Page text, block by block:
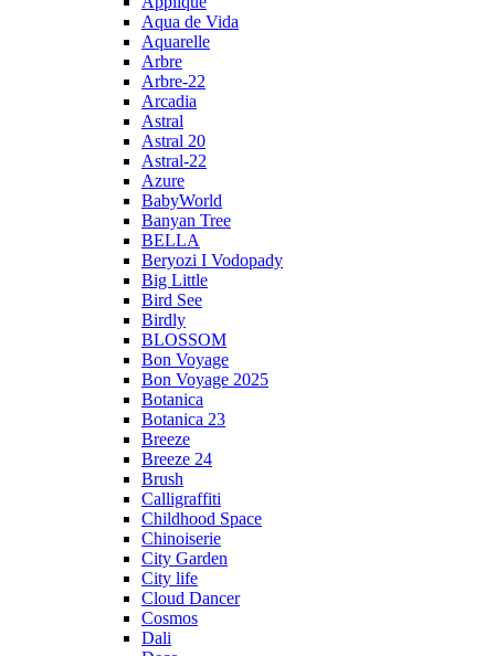
Aqua de Vida
Aquarelle
Arbre
Arbre-22
Arcadia
Astral
Astral 20
Astral-22
Azure
BabyWorld
Banyan Tree
BELLA
Beryozi I Vodopady
Big Little
Bird See
Birdly
BLOSSOM
Bon Voyage
Bon Voyage 2025
Botanica
Botanica 23
Breeze
Breeze 24
Brush
Calligraffiti
Childhood Space
Chinoiserie
City Garden
City life
Cloud Dancer
Cosmos
Dali